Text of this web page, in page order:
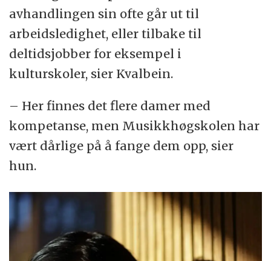
avhandlingen sin ofte går ut til
arbeidsledighet, eller tilbake til
deltidsjobber for eksempel i
kulturskoler, sier Kvalbein.
– Her finnes det flere damer med
kompetanse, men Musikkhøgskolen har
vært dårlige på å fange dem opp, sier
hun.